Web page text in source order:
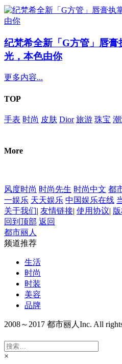
纪梵希全新「G方管」唇
光，本色由你
更多内容...
TOP
手表 时尚 皮肤 Dior 旅游 珠宝
More
风度时尚 时尚先生 时尚中文 都
一娱乐 天天娱乐 中国娱乐在线
关于我们| 友情链接| 使用协议|
回到顶部 返回
都市丽人
频道推荐
生活
时尚
时装
美容
品牌
2008～2017 都市丽人Inc. All
×